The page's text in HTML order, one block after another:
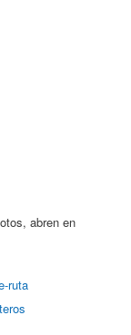
abren en